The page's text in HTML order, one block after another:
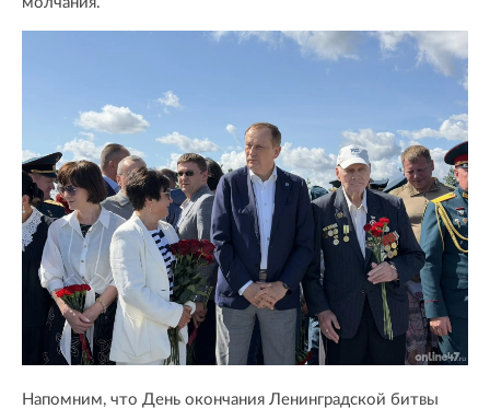
Напомним, что День окончания Ленинградской битвы